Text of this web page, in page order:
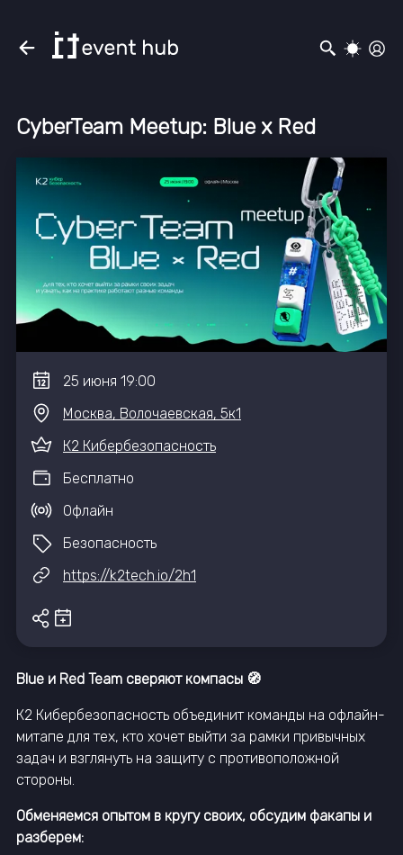
CyberTeam Meetup: Blue х Red
25 июня 19:00
Москва, Волочаевская, 5к1
К2 Кибербезопасность
Бесплатно
Офлайн
Безопасность
https://k2tech.io/2h1
Blue и Red Team сверяют компасы 🧭
К2 Кибербезопасность объединит команды на офлайн-
митапе для тех, кто хочет выйти за рамки привычных
задач и взглянуть на защиту с противоположной
стороны.
Обменяемся опытом в кругу своих, обсудим факапы и
разберем: